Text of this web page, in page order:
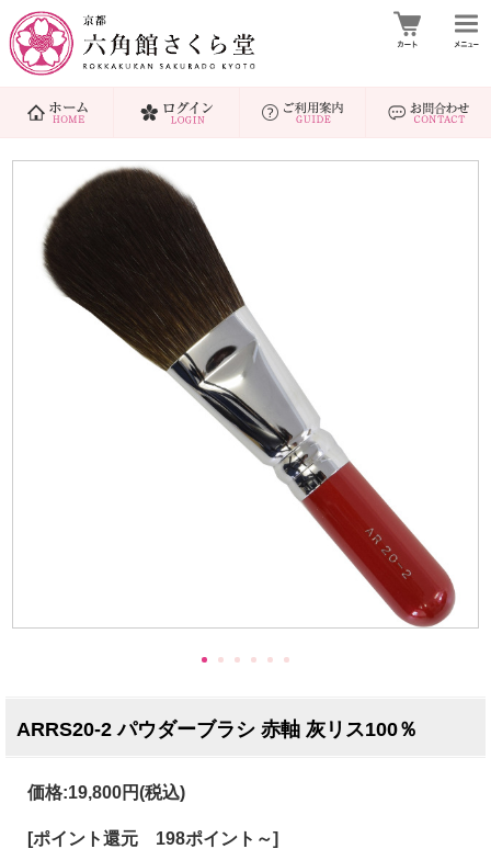
ARRS20-2 パウダーブラシ 赤軸 灰リス100％
価格:19,800円(税込)
[ポイント還元 198ポイント～]